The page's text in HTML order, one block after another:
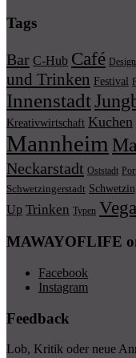
Tags
Bar C-Hub Café Design
und Trinken Festival
Innenstadt
Kreativwirtschaft Kuchen
Mannheim
Neckarstadt Oststadt
Schwetzingerstadt
Up Trinken Typen
MAWAYOFLIFE
Facebook
Instagram
Feedback
Lob, Kritik oder neue